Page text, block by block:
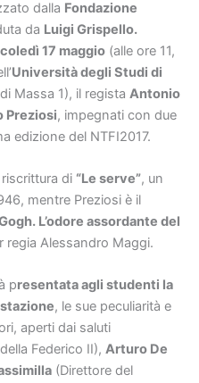
dalla Fondazione
da Luigi Grispello.
17 maggio (alle ore 11,
Università degli Studi di
Massa 1), il regista Antonio
Preziosi, impegnati con due
edizione del NTFI2017.
di “Le serve”, un
mentre Preziosi è il
L’odore assordante del
regia Alessandro Maggi.
presentata agli studenti la
, le sue peculiarità e
aperti dai saluti
Federico II), Arturo De
(Direttore del